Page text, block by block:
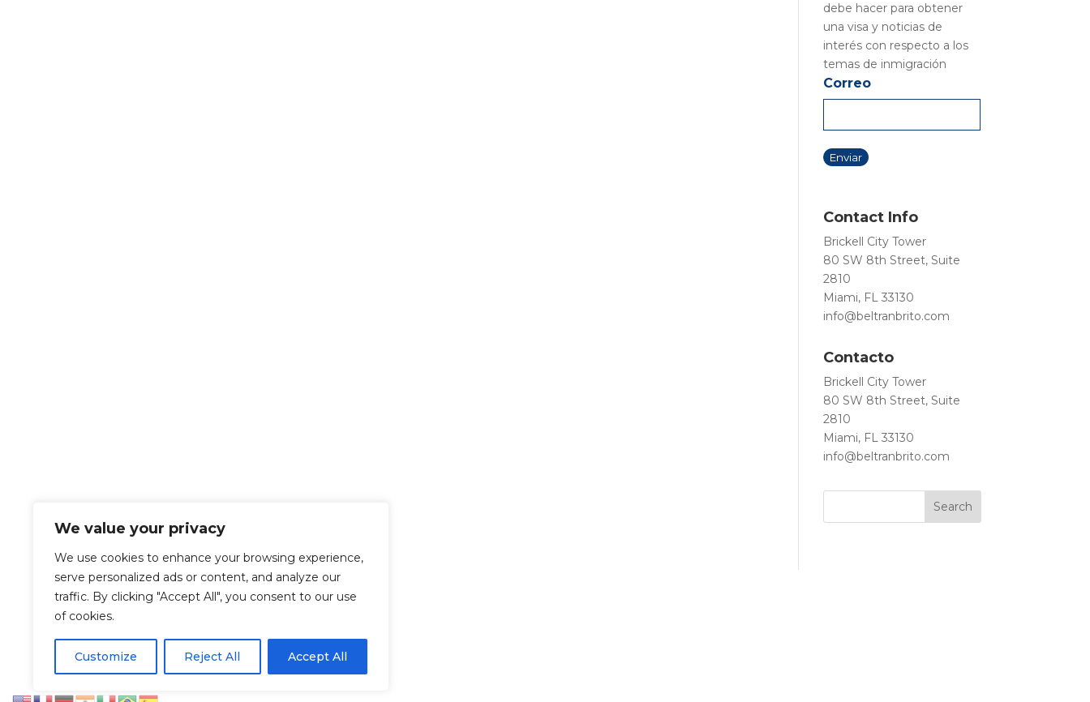
We value your privacy
We use cookies to enhance your browsing experience,
serve personalized ads or content, and analyze our
traffic. By clicking "Accept All", you consent to our use
of cookies.
Customize Reject All Accept All
debe hacer para obtener
una visa y noticias de
interés con respecto a los
temas de inmigración
Correo
Contact Info
Brickell City Tower
80 SW 8th Street, Suite
2810
Miami, FL 33130
info@beltranbrito.com
Contacto
Brickell City Tower
80 SW 8th Street, Suite
2810
Miami, FL 33130
info@beltranbrito.com
Let’s Work Together